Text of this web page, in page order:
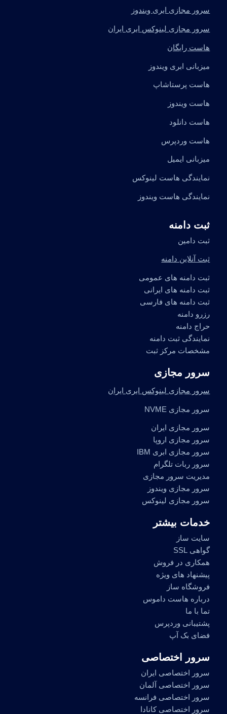
سرور مجازی ابری ویندوز
سرور مجازی لینوکس ابری ایران
هاست رایگان
میزبانی ابری ویندوز
هاست پرستاشاپ
هاست ویندوز
هاست دانلود
هاست وردپرس
میزبانی ایمیل
نمایندگی هاست لینوکس
نمایندگی هاست ویندوز
ثبت دامنه
ثبت دامین
ثبت آنلاین دامنه
ثبت دامنه های عمومی
ثبت دامنه های ایرانی
ثبت دامنه های فارسی
رزرو دامنه
حراج دامنه
نمایندگی ثبت دامنه
مشخصات مرکز ثبت
سرور مجازی
سرور مجازی لینوکس ابری ایران
سرور مجازی NVME
سرور مجازی ایران
سرور مجازی اروپا
سرور مجازی ابری IBM
سرور ربات تلگرام
مدیریت سرور مجازی
سرور مجازی ویندوز
سرور مجازی لینوکس
خدمات بیشتر
سایت ساز
گواهی SSL
همکاری در فروش
پیشنهاد های ویژه
فروشگاه ساز
درباره هاست داموس
تما با ما
پشتیبانی وردپرس
فضای بک آپ
سرور اختصاصی
سرور اختصاصی ایران
سرور اختصاصی آلمان
سرور اختصاصی فرانسه
سرور اختصاصی کانادا